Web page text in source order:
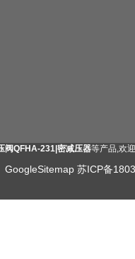
阀QFHA-231|密减压器等产品,欢
GoogleSitemap 苏ICP备